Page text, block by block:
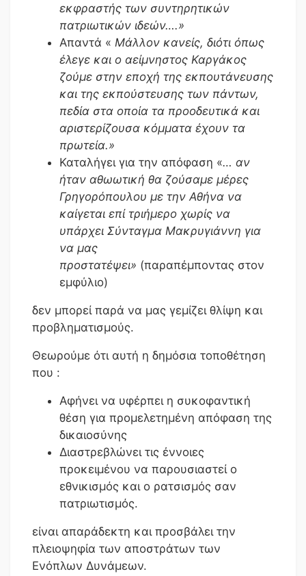
εκφραστής των συντηρητικών
πατριωτικών ιδεών….»
Απαντά « Μάλλον κανείς, διότι όπως
έλεγε και ο αείμνηστος Καργάκος
ζούμε στην εποχή της εκπουτάνευσης
και της εκπούστευσης των πάντων,
πεδία στα οποία τα προοδευτικά και
αριστερίζουσα κόμματα έχουν τα
πρωτεία.»
Καταλήγει για την απόφαση «… αν
ήταν αθωωτική θα ζούσαμε μέρες
Γρηγορόπουλου με την Αθήνα να
καίγεται επί τριήμερο χωρίς να
υπάρχει Σύνταγμα Μακρυγιάννη για
να μας
προστατέψει» (παραπέμποντας στον
εμφύλιο)
δεν μπορεί παρά να μας γεμίζει θλίψη και
προβληματισμούς.
Θεωρούμε ότι αυτή η δημόσια τοποθέτηση
που :
Αφήνει να υφέρπει η συκοφαντική
θέση για προμελετημένη απόφαση της
δικαιοσύνης
Διαστρεβλώνει τις έννοιες
προκειμένου να παρουσιαστεί ο
εθνικισμός και ο ρατσισμός σαν
πατριωτισμός.
είναι απαράδεκτη και προσβάλει την
πλειοψηφία των αποστράτων των
Ενόπλων Δυνάμεων.